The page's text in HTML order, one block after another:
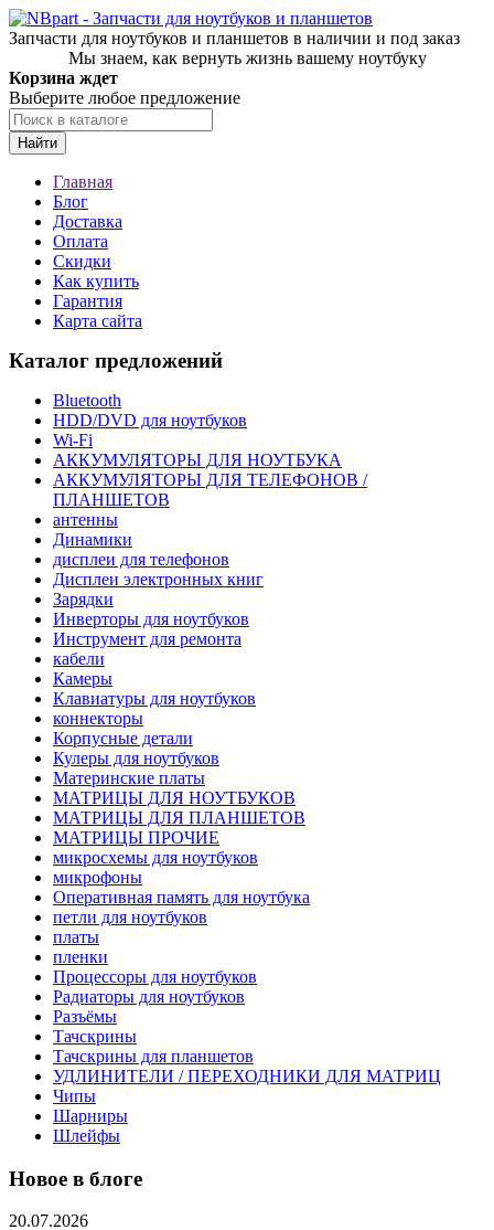
Запчасти для ноутбуков и планшетов в наличии и под заказ
Мы знаем, как вернуть жизнь вашему ноутбуку
Корзина ждет
Выберите любое предложение
Найти
Главная
Блог
Доставка
Оплата
Скидки
Как купить
Гарантия
Карта сайта
Каталог предложений
Bluetooth
HDD/DVD для ноутбуков
Wi-Fi
АККУМУЛЯТОРЫ ДЛЯ НОУТБУКА
АККУМУЛЯТОРЫ ДЛЯ ТЕЛЕФОНОВ /
ПЛАНШЕТОВ
антенны
Динамики
дисплеи для телефонов
Дисплеи электронных книг
Зарядки
Инверторы для ноутбуков
Инструмент для ремонта
кабели
Камеры
Клавиатуры для ноутбуков
коннекторы
Корпусные детали
Кулеры для ноутбуков
Материнские платы
МАТРИЦЫ ДЛЯ НОУТБУКОВ
МАТРИЦЫ ДЛЯ ПЛАНШЕТОВ
МАТРИЦЫ ПРОЧИЕ
микросхемы для ноутбуков
микрофоны
Оперативная память для ноутбука
петли для ноутбуков
платы
пленки
Процессоры для ноутбуков
Радиаторы для ноутбуков
Разъёмы
Тачскрины
Тачскрины для планшетов
УДЛИНИТЕЛИ / ПЕРЕХОДНИКИ ДЛЯ МАТРИЦ
Чипы
Шарниры
Шлейфы
Новое в блоге
20.07.2026